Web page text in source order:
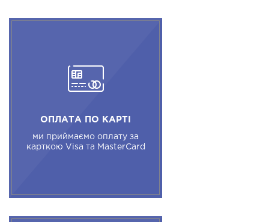
ОПЛАТА ПО КАРТІ
ми приймаємо оплату за
карткою Visa та MasterCard